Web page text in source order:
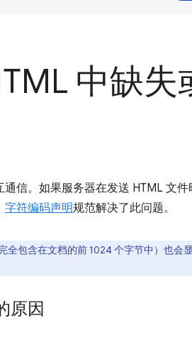
中缺失
信。如果服务器在发送 HTML 文
字符编码声明规范解决了此问题。
全包含在文档的前 1024 个字节中）也会
原因